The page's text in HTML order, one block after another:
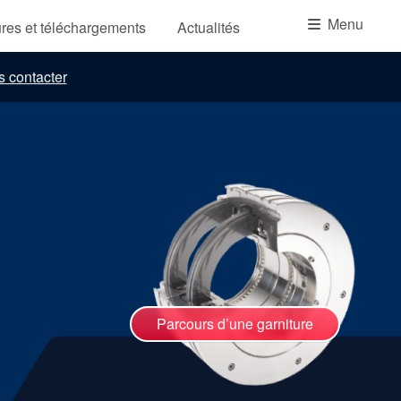
et téléchargements Actualités Menu
contacter
Parcours d’une garniture